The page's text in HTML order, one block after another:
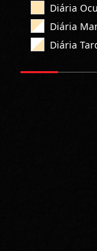
Diária
Diária
Diária